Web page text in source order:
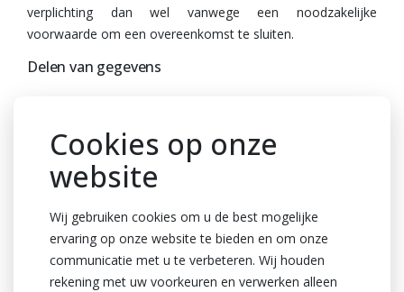
verplichting dan wel vanwege een noodzakelijke
voorwaarde om een overeenkomst te sluiten.
Delen van gegevens
hieronder beschreven.
In het kader van deze verwerking worden uw
persoonsgegevens gedeeld met de volgende partijen:
• Onze groepsmaatschappijen;
• Door ons ingeschakelde verwerkers
• Externe adviseurs
Cookies op onze
website
Wij gebruiken cookies om u de best mogelijke
ervaring op onze website te bieden en om onze
communicatie met u te verbeteren. Wij houden
rekening met uw voorkeuren en verwerken alleen